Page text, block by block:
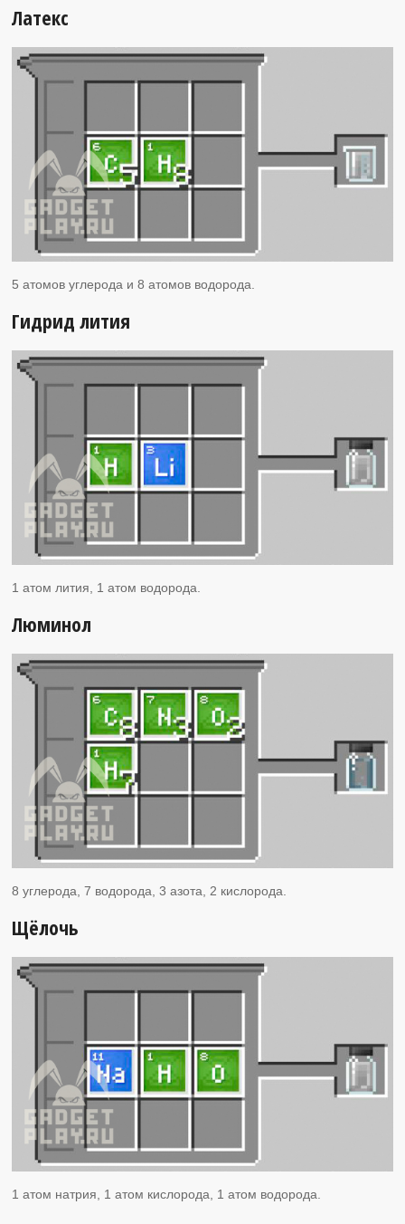
Латекс
5 атомов углерода и 8 атомов водорода.
Гидрид лития
1 атом лития, 1 атом водорода.
Люминол
8 углерода, 7 водорода, 3 азота, 2 кислорода.
Щёлочь
1 атом натрия, 1 атом кислорода, 1 атом водорода.